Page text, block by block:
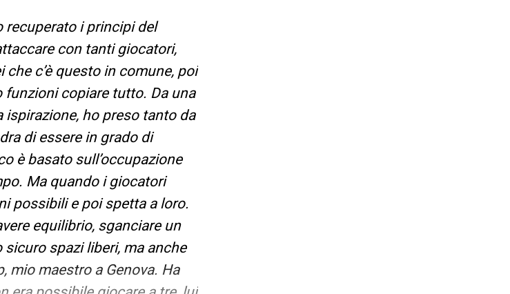
recuperato i principi del
con tanti giocatori,
c’è questo in comune, poi
copiare tutto. Da una
ho preso tanto da
di essere in grado di
è basato sull’occupazione
Ma quando i giocatori
possibili e poi spetta a loro.
equilibrio, sganciare un
spazi liberi, ma anche
mio maestro a Genova. Ha